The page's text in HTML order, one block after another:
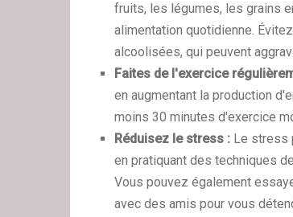
fruits, les légumes, les grains
alimentation quotidienne.
alcoolisées, qui peuvent
Faites de l'exercice
en augmentant la production
moins 30 minutes d'exercice
Réduisez le stress : Le stress
en pratiquant des techniques
Vous pouvez également
avec des amis pour vous